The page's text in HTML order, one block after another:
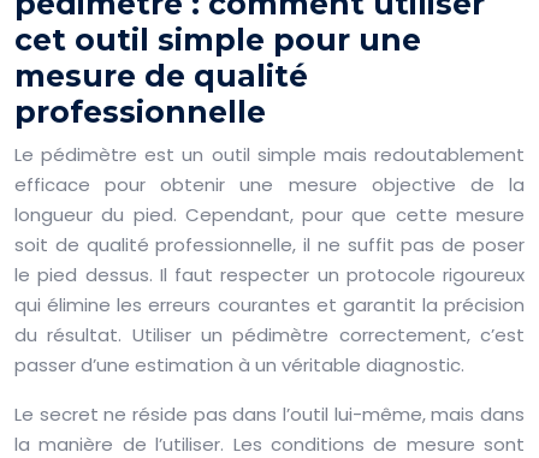
cet outil simple pour une
mesure de qualité
professionnelle
Le pédimètre est un outil simple mais redoutablement
efficace pour obtenir une mesure objective de la
longueur du pied. Cependant, pour que cette mesure
soit de qualité professionnelle, il ne suffit pas de poser
le pied dessus. Il faut respecter un protocole rigoureux
qui élimine les erreurs courantes et garantit la précision
du résultat. Utiliser un pédimètre correctement, c’est
passer d’une estimation à un véritable diagnostic.
Le secret ne réside pas dans l’outil lui-même, mais dans
la manière de l’utiliser. Les conditions de mesure sont